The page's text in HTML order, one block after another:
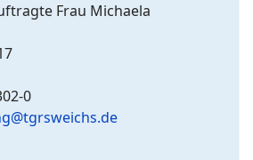
Frau Michaela
0